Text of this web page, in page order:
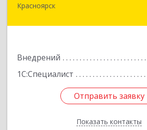
Красноярск
Внедрений
1С:Специалист
Отправить заявку
Показать контакты
660022, Красноярский край,
Отправить заявку
Назад